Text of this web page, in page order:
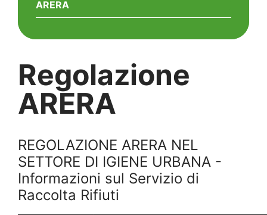
ARERA
Regolazione
ARERA
REGOLAZIONE ARERA NEL
SETTORE DI IGIENE URBANA -
Informazioni sul Servizio di
Raccolta Rifiuti